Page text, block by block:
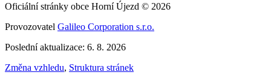
Oficiální stránky obce Horní Újezd © 2026
Provozovatel Galileo Corporation s.r.o.
Poslední aktualizace: 6. 8. 2026
Změna vzhledu, Struktura stránek